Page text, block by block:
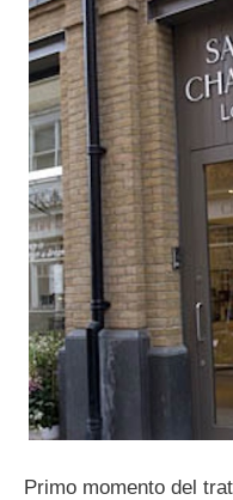
Primo momento del